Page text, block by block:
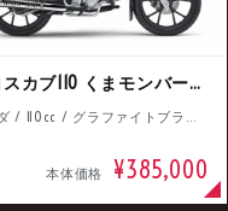
クロスカブ110 くまモンバージョン
ホンダ / 110cc / グラファイトブラック
本体価格 ¥385,000